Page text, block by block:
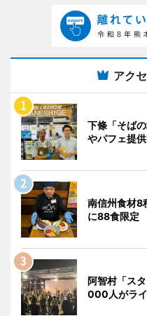
アク
下條「そば
やパフェ提供
南信州食材
に88食限定
阿智村「ス
000人がラ